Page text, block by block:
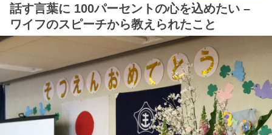
話す言葉に 100パーセントの心を込めたい –
ワイフのスピーチから教えられたこと